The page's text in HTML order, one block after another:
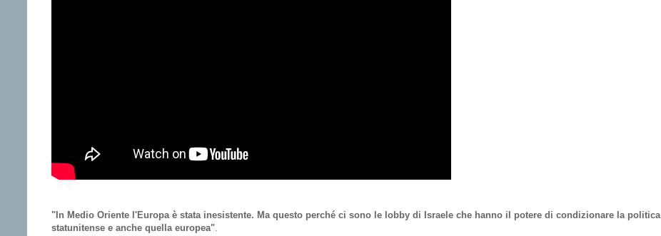
"In Medio Oriente l'Europa è stata inesistente. Ma questo perché ci sono le lobby di Israele che hanno il potere di condizionare la politica
statunitense e anche quella europea"